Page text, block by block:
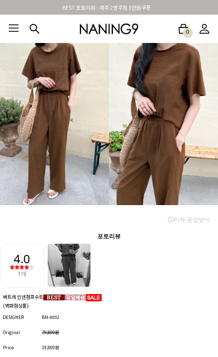
신규가입시 무료배송 + 2천원할인쿠폰
0
BEST100🤍 NEW5% 베스트재진행 썸머여행룩 아울렛 하객&모임룩
베트레 린넨점프수트
(백화점상품)
DESIGNER BN-8092
Original 79,800원
Price 19,800원